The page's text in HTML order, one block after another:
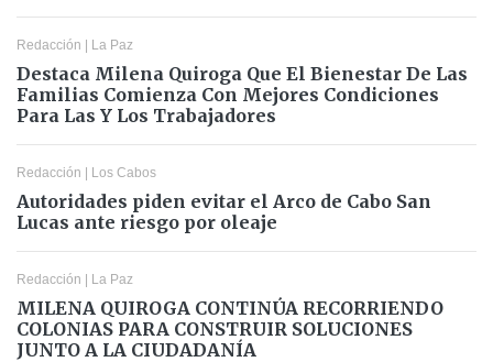
Redacción | La Paz
Destaca Milena Quiroga Que El Bienestar De Las
Familias Comienza Con Mejores Condiciones
Para Las Y Los Trabajadores
Redacción | Los Cabos
Autoridades piden evitar el Arco de Cabo San
Lucas ante riesgo por oleaje
Redacción | La Paz
MILENA QUIROGA CONTINÚA RECORRIENDO
COLONIAS PARA CONSTRUIR SOLUCIONES
JUNTO A LA CIUDADANÍA